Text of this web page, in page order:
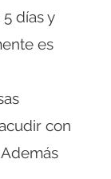
días y
es
con